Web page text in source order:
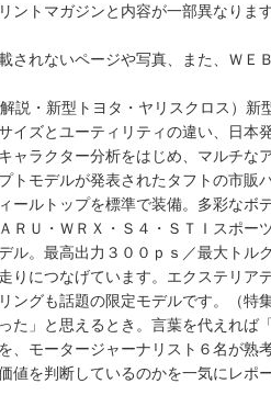
ントマガジンと内容が一部異なりま
されないページや写真、また、Ｗ
・新型トヨタ・ヤリスクロス）新
イズとユーティリティの違い、日
ャラクター分析をはじめ、マルチ
トモデルが発表されたタフトの市
ールトップを標準で装備。多彩な
ＲＵ・ＷＲＸ・Ｓ４・ＳＴＩスポー
ル。最高出力３００ｐｓ／最大ト
りにつなげています。エクステリ
ングも話題の限定モデルです。（
た」と思えるとき。言葉を代えれ
、モータージャーナリスト６名が熟
値を判断しているのかを一気にレポ